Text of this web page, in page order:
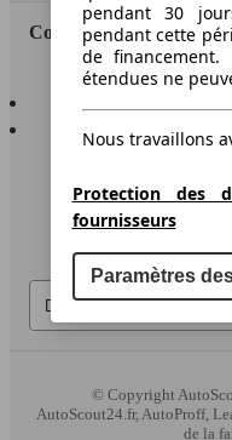
Contact
AutoScout24 pour iOS
© Copyright
AutoScout24.fr, AutoProff,
de la
pendant 30
pendant cette
de financement.
étendues ne
Nous travaillons
Protection des
fournisseurs
Paramètres